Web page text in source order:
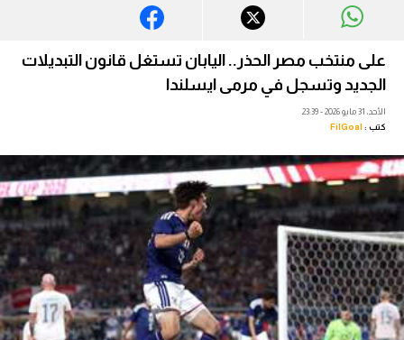
أخبار
ميركاتو
فانتازي في الجول
مسابقة التوقعات
فيديوهات
عدسات
آراء حرة
ركن الألعاب
على منتخب مصر الحذر.. اليابان تستغل قانون التبديلات
الجديد وتسجل في مرمى ايسلندا
الأحد، 31 مايو 2026 - 23:39
كتب : FilGoal